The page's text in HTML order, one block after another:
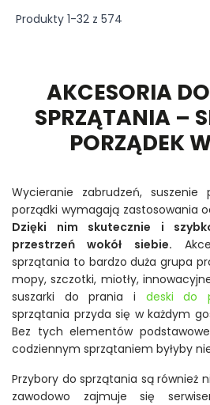
Produkty 1-32 z 574
AKCESORIA
SPRZĄTANIA –
PORZĄDEK
Wycieranie zabrudzeń,
porządki wymagają zastosowania
Dzięki nim skutecznie i
przestrzeń wokół siebie.
sprzątania to bardzo duża grupa
mopy, szczotki, miotły,
suszarki do prania i deski do
sprzątania przyda się w każdym
Bez tych elementów
codziennym sprzątaniem byłyby
Przybory do sprzątania są również
zawodowo zajmuje się